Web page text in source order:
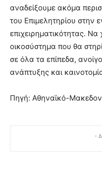
αναδείξουμε ακόμα
του Επιμελητηρίου στην
επιχειρηματικότητας.
οικοσύστημα που θα
σε όλα τα επίπεδα,
ανάπτυξης και
Πηγή: Αθηναϊκό-
-